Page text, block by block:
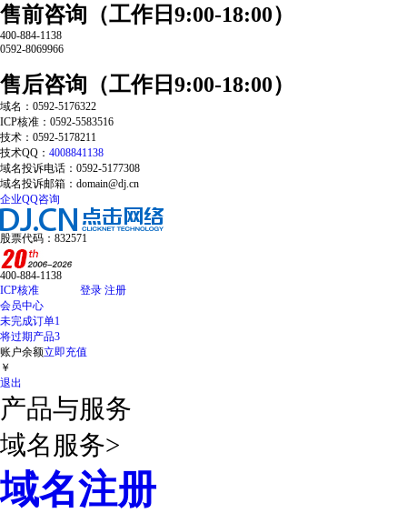
售前咨询（工作日9:00-18:00）
400-884-1138
0592-8069966
售后咨询（工作日9:00-18:00）
域名：0592-5176322
ICP核准：0592-5583516
技术：0592-5178211
技术QQ： 4008841138
域名投诉电话：0592-5177308
域名投诉邮箱：domain@dj.cn
企业QQ咨询
股票代码：832571
400-884-1138
ICP核准
登录 注册
会员中心
未完成订单1
将过期产品3
账户余额立即充值
￥
退出
产品与服务
域名服务>
域名注册